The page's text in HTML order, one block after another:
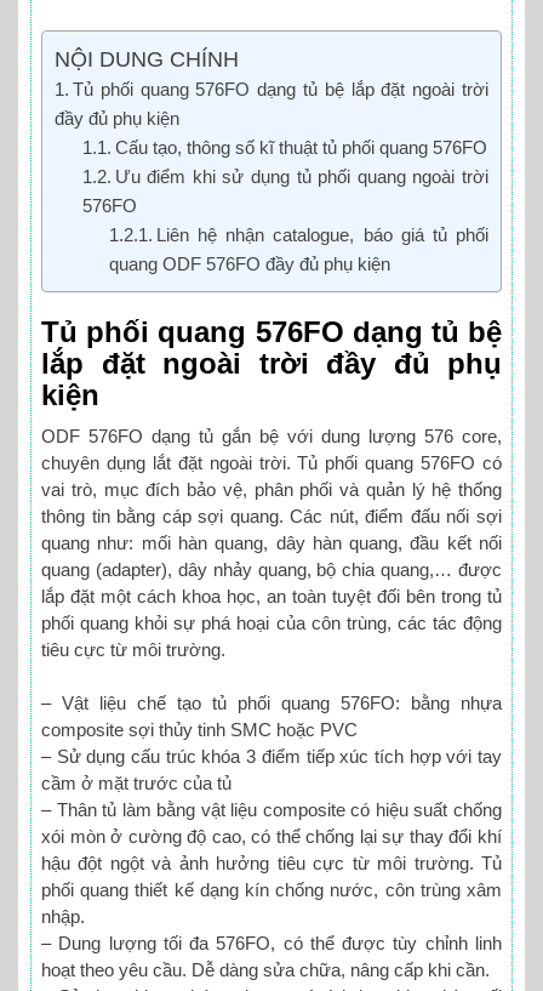
NỘI DUNG CHÍNH
Tủ phối quang 576FO dạng tủ bệ lắp đặt ngoài trời
đầy đủ phụ kiện
Cấu tạo, thông số kĩ thuật tủ phối quang 576FO
Ưu điểm khi sử dụng tủ phối quang ngoài trời
576FO
Liên hệ nhận catalogue, báo giá tủ phối
quang ODF 576FO đầy đủ phụ kiện
Tủ phối quang 576FO dạng tủ bệ
lắp đặt ngoài trời đầy đủ phụ
kiện
ODF 576FO dạng tủ gắn bệ với dung lượng 576 core,
chuyên dụng lắt đặt ngoài trời. Tủ phối quang 576FO có
vai trò, mục đích bảo vệ, phân phối và quản lý hệ thống
thông tin bằng cáp sợi quang. Các nút, điểm đấu nối sợi
quang như: mối hàn quang, dây hàn quang, đầu kết nối
quang (adapter), dây nhảy quang, bộ chia quang,… được
lắp đặt một cách khoa học, an toàn tuyệt đối bên trong tủ
phối quang khỏi sự phá hoại của côn trùng, các tác động
tiêu cực từ môi trường.
– Vật liệu chế tạo tủ phối quang 576FO: bằng nhựa
composite sợi thủy tinh SMC hoặc PVC
– Sử dụng cấu trúc khóa 3 điểm tiếp xúc tích hợp với tay
cầm ở mặt trước của tủ
– Thân tủ làm bằng vật liệu composite có hiệu suất chống
xói mòn ở cường độ cao, có thể chống lại sự thay đổi khí
hậu đột ngột và ảnh hưởng tiêu cực từ môi trường. Tủ
phối quang thiết kế dạng kín chống nước, côn trùng xâm
nhập.
– Dung lượng tối đa 576FO, có thể được tùy chỉnh linh
hoạt theo yêu cầu. Dễ dàng sửa chữa, nâng cấp khi cần.